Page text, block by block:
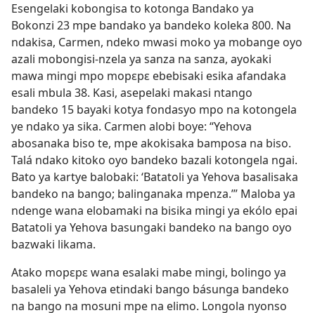
Esengelaki kobongisa to kotonga Bandako ya
Bokonzi 23 mpe bandako ya bandeko koleka 800. Na
ndakisa, Carmen, ndeko mwasi moko ya mobange oyo
azali mobongisi-nzela ya sanza na sanza, ayokaki
mawa mingi mpo mopɛpɛ ebebisaki esika afandaka
esali mbula 38. Kasi, asepelaki makasi ntango
bandeko 15 bayaki kotya fondasyo mpo na kotongela
ye ndako ya sika. Carmen alobi boye: “Yehova
abosanaka biso te, mpe akokisaka bamposa na biso.
Talá ndako kitoko oyo bandeko bazali kotongela ngai.
Bato ya kartye balobaki: ‘Batatoli ya Yehova basalisaka
bandeko na bango; balinganaka mpenza.’” Maloba ya
ndenge wana elobamaki na bisika mingi ya ekólo epai
Batatoli ya Yehova basungaki bandeko na bango oyo
bazwaki likama.
Atako mopɛpɛ wana esalaki mabe mingi, bolingo ya
basaleli ya Yehova etindaki bango básunga bandeko
na bango na mosuni mpe na elimo. Longola nyonso